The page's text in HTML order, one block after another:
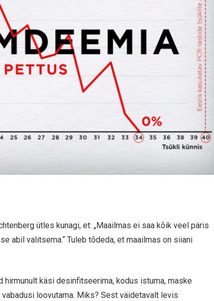
ütles kunagi, et: „Maailmas ei saa kõik veel päris
abil valitsema.“ Tuleb tõdeda, et maailmas on siiani
hirmunult käsi desinfitseerima, kodus istuma, maske
loovutama. Miks? Sest väidetavalt levis